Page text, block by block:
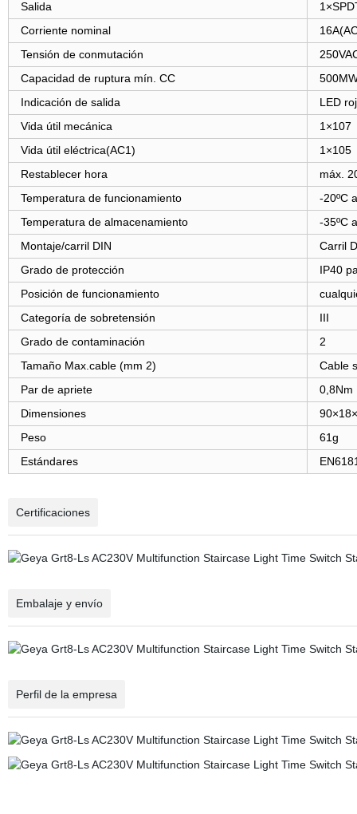
Salida
Corriente nominal
Tensión de conmutación
Capacidad de ruptura mín. CC
Indicación de salida
LED
Vida útil mecánica
1×107
Vida útil eléctrica(AC1)
1×105
Restablecer hora
máx.
Temperatura de funcionamiento
-20ºC
Temperatura de almacenamiento
-35ºC
Montaje/carril DIN
Carril
Grado de protección
IP40
Posición de funcionamiento
Categoría de sobretensión
III
Grado de contaminación
2
Tamaño Max.cable (mm 2)
Cable
Par de apriete
0,8Nm
Dimensiones
Peso
61g
Estándares
Certificaciones
Embalaje y envío
Perfil de la empresa